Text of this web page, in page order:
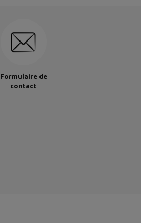
Formulaire de
contact